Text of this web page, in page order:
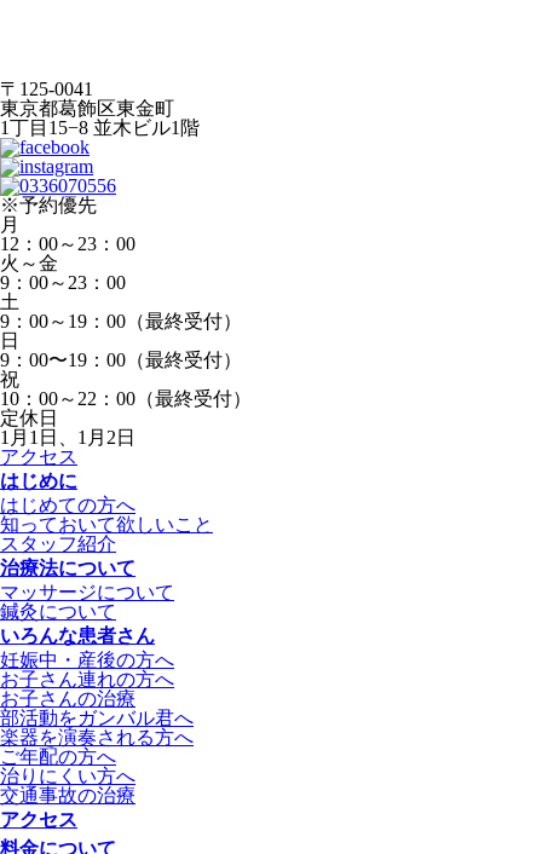
〒125-0041
東京都葛飾区東金町
1丁目15−8 並木ビル1階
※予約優先
月
12：00～23：00
火～金
9：00～23：00
土
9：00～19：00（最終受付）
日
9：00〜19：00（最終受付）
祝
10：00～22：00（最終受付）
定休日
1月1日、1月2日
アクセス
はじめに
はじめての方へ
知っておいて欲しいこと
スタッフ紹介
治療法について
マッサージについて
鍼灸について
いろんな患者さん
妊娠中・産後の方へ
お子さん連れの方へ
お子さんの治療
部活動をガンバル君へ
楽器を演奏される方へ
ご年配の方へ
治りにくい方へ
交通事故の治療
アクセス
料金について